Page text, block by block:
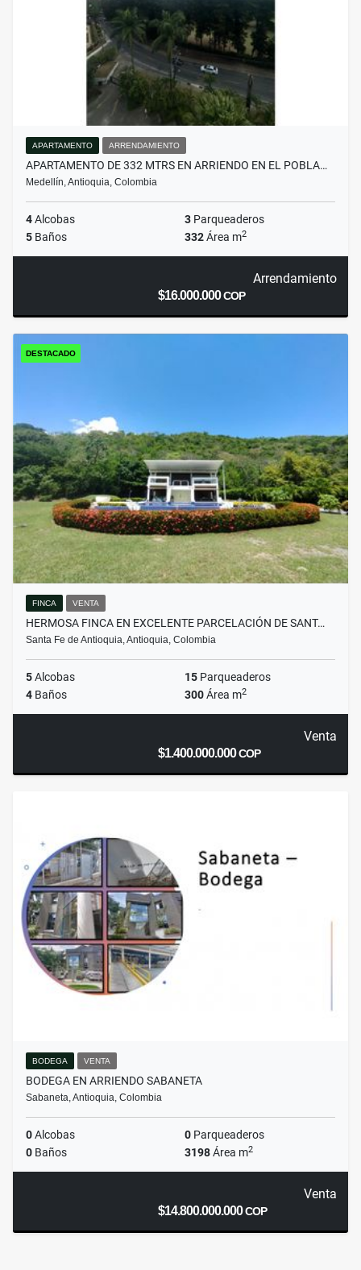
APARTAMENTO ARRENDAMIENTO
APARTAMENTO DE 332 MTRS EN ARRIENDO EN EL POBLA…
Medellín, Antioquia, Colombia
4Alcobas 3 Parqueaderos
5 Baños 332Área m2
Arrendamiento
$16.000.000COP
DESTACADO
FINCA VENTA
HERMOSA FINCA EN EXCELENTE PARCELACIÓN DE SANT…
Santa Fe de Antioquia, Antioquia, Colombia
5Alcobas 15 Parqueaderos
4 Baños 300Área m2
Venta
$1.400.000.000COP
BODEGA VENTA
BODEGA EN ARRIENDO SABANETA
Sabaneta, Antioquia, Colombia
0Alcobas 0 Parqueaderos
0 Baños 3198Área m2
Venta
$14.800.000.000COP